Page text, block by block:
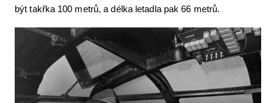
být takřka 100 metrů, a délka letadla pak 66 metrů.